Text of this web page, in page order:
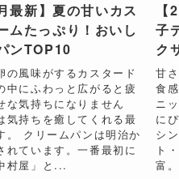
最新】夏の甘いカス
ムたっぷり！おいし
ンTOP10
の風味がするカスタード
中にふわっと広がると疲
な気持ちになりません
気持ちを癒してくれる最
。 クリームパンは明治か
れています。一番最初に
村屋」と...
子
ク
甘
食
ニ
に
シ
ト
富